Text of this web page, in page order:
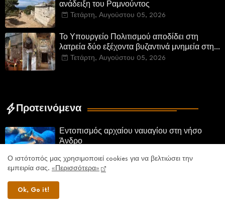
ανάδειξη του Ραμνούντος
Τετάρτη, Αυγούστου 05, 2026
Το Υπουργείο Πολιτισμού αποδίδει στη
λατρεία δύο εξέχοντα βυζαντινά μνημεία στην
Καστοριά και έπεται το αποκαταστημένο
Τετάρτη, Αυγούστου 05, 2026
Προτεινόμενα
Εντοπισμός αρχαίου ναυαγίου στη νήσο
Άνδρο
Με γοργούς ρυθμούς εξελίσσονται οι
Ο ιστότοπός μας χρησιμοποιεί cookies για να βελτιώσει την
εμπειρία σας. «Περισσότερα»
Ok, Go it!